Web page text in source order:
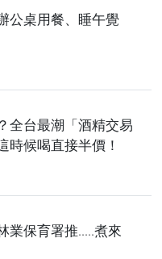
公桌用餐、睡午覺
全台最潮「酒精交易
時候喝直接半價！
業保育署推.....煮來